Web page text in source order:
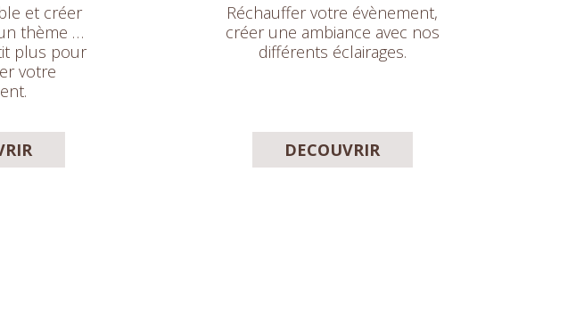
et créer
thème …
plus pour
votre
Réchauffer votre évènement,
créer une ambiance avec nos
différents éclairages.
DECOUVRIR